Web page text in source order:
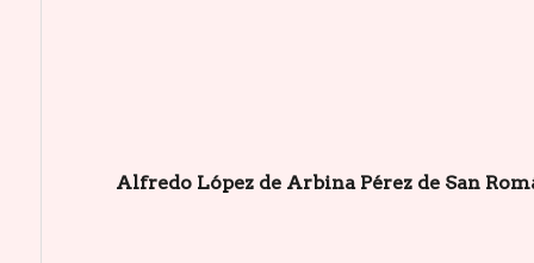
Alfredo López de Arbina Pérez de San